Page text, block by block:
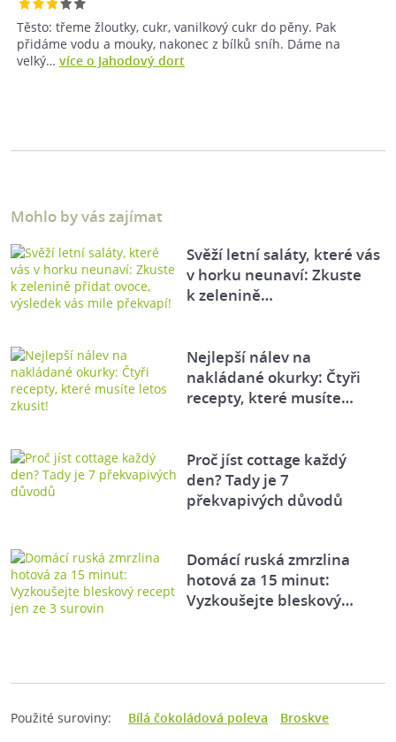
Těsto: třeme žloutky, cukr, vanilkový cukr do pěny. Pak
přidáme vodu a mouky, nakonec z bílků sníh. Dáme na
velký… více o Jahodový dort
Mohlo by vás zajímat
Svěží letní saláty, které vás
v horku neunaví: Zkuste
k zelenině…
Nejlepší nálev na
nakládané okurky: Čtyři
recepty, které musíte…
Proč jíst cottage každý
den? Tady je 7
překvapivých důvodů
Domácí ruská zmrzlina
hotová za 15 minut:
Vyzkoušejte bleskový…
Použité suroviny: Bílá čokoládová poleva
Broskve